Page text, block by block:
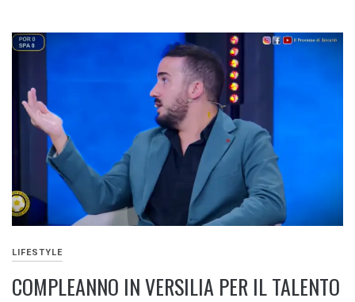
LIFESTYLE
COMPLEANNO IN VERSILIA PER IL TALENTO